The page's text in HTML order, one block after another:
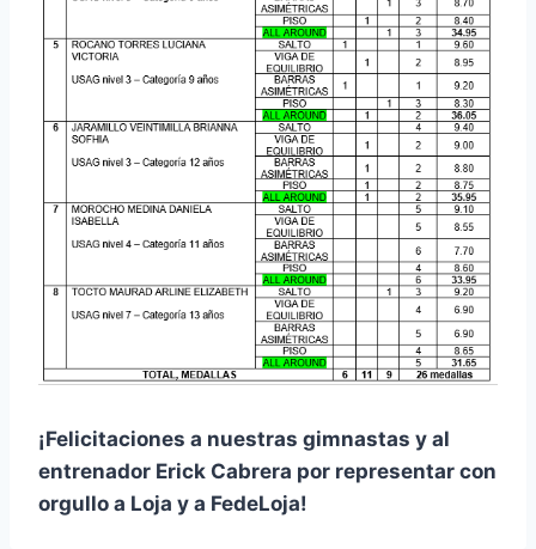
¡Felicitaciones a nuestras gimnastas y al
entrenador Erick Cabrera por representar con
orgullo a Loja y a FedeLoja!